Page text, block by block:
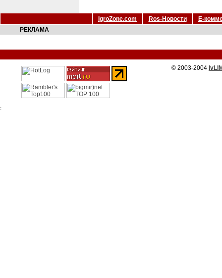
IgroZone.com Ros-Новости
Е-
РЕКЛАМА
© 2003-2004
: